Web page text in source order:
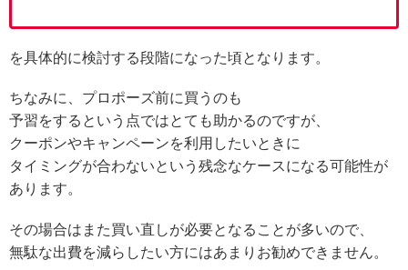
を具体的に検討する段階になった頃となります。
ちなみに、プロポーズ前に買うのも
予習をするという点ではとても助かるのですが、
クーポンやキャンペーンを利用したいときに
タイミングが合わないという残念なケースになる可能性が
あります。
その場合はまた買い直しが必要となることが多いので、
無駄な出費を減らしたい方にはあまりお勧めできません。